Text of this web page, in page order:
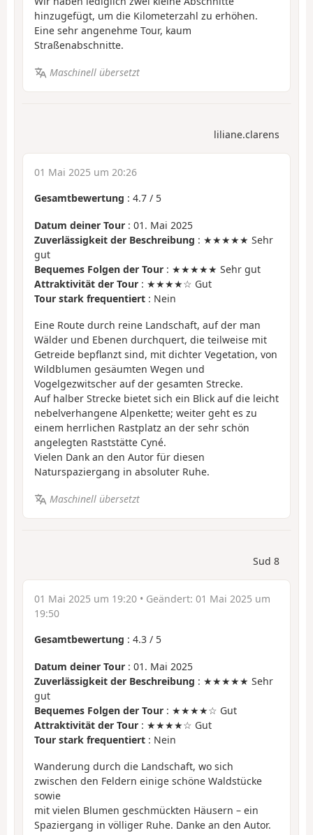
hinzugefügt, um die Kilometerzahl zu erhöhen.
Eine sehr angenehme Tour, kaum
Straßenabschnitte.
Maschinell übersetzt
liliane.clarens
01 Mai 2025 um 20:26
Gesamtbewertung : 4.7 / 5
Datum deiner Tour : 01. Mai 2025
Zuverlässigkeit der Beschreibung : ★★★★★ Sehr
gut
Bequemes Folgen der Tour : ★★★★★ Sehr gut
Attraktivität der Tour : ★★★★☆ Gut
Tour stark frequentiert : Nein
Eine Route durch reine Landschaft, auf der man
Wälder und Ebenen durchquert, die teilweise mit
Getreide bepflanzt sind, mit dichter Vegetation, von
Wildblumen gesäumten Wegen und
Vogelgezwitscher auf der gesamten Strecke.
Auf halber Strecke bietet sich ein Blick auf die leicht
nebelverhangene Alpenkette; weiter geht es zu
einem herrlichen Rastplatz an der sehr schön
angelegten Raststätte Cyné.
Vielen Dank an den Autor für diesen
Naturspaziergang in absoluter Ruhe.
Maschinell übersetzt
Sud 8
01 Mai 2025 um 19:20 • Geändert: 01 Mai 2025 um
19:50
Gesamtbewertung : 4.3 / 5
Datum deiner Tour : 01. Mai 2025
Zuverlässigkeit der Beschreibung : ★★★★★ Sehr
gut
Bequemes Folgen der Tour : ★★★★☆ Gut
Attraktivität der Tour : ★★★★☆ Gut
Tour stark frequentiert : Nein
Wanderung durch die Landschaft, wo sich
zwischen den Feldern einige schöne Waldstücke
sowie
mit vielen Blumen geschmückten Häusern – ein
Spaziergang in völliger Ruhe. Danke an den Autor.